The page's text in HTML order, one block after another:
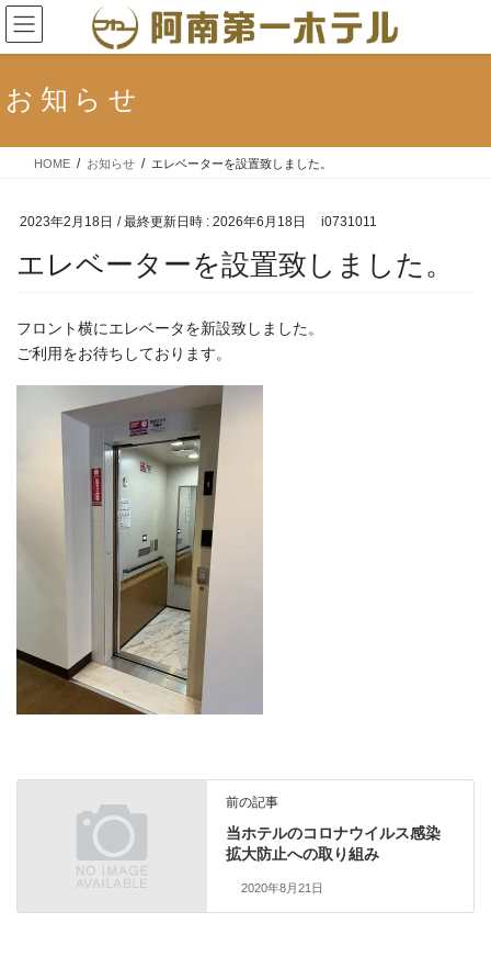
コ
ン
テ
ツ
ス
ナ
ビ
ゲ
シ
ン
お知らせ
HOME お知らせ エレベーターを設置致しました。
2023年2月18日 / 最終更新日時 : 2026年6月18日 i0731011
エレベーターを設置致しました。
フロント横にエレベータを新設致しました。
ご利用をお待ちしております。
前の記事
当ホテルのコロナウイルス感染
拡大防止への取り組み
2020年8月21日